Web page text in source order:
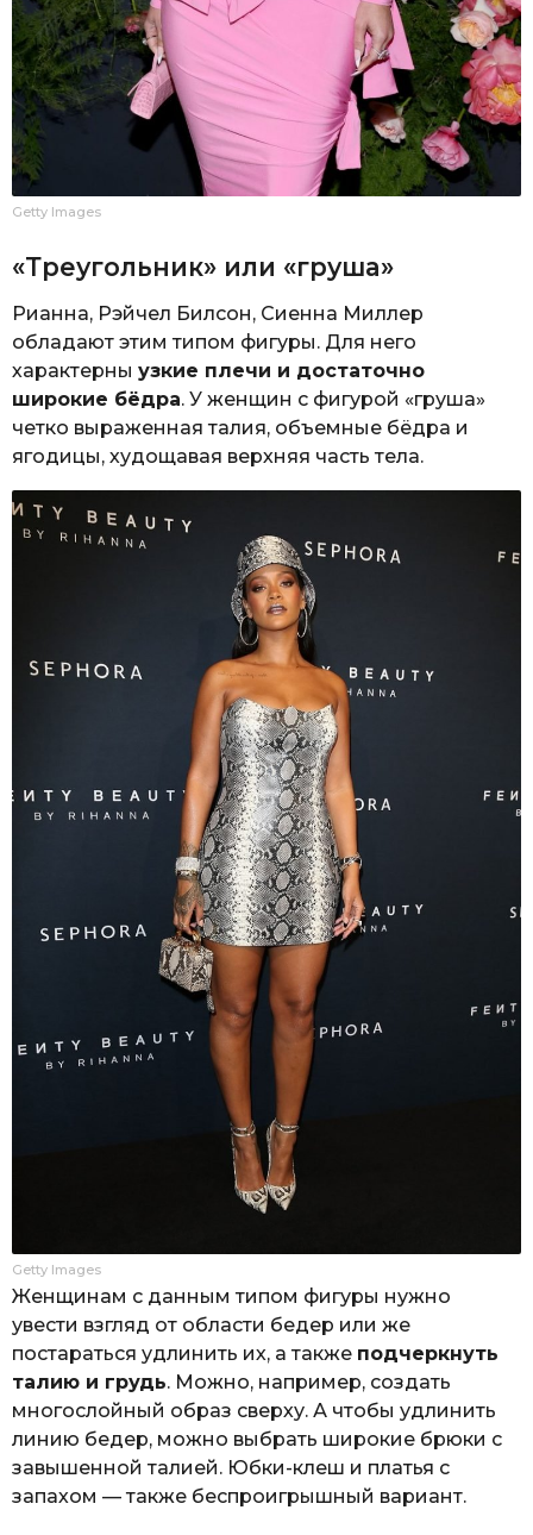
Getty Images
«Треугольник» или «груша»
Рианна, Рэйчел Билсон, Сиенна Миллер
обладают этим типом фигуры. Для него
характерны узкие плечи и достаточно
широкие бёдра. У женщин с фигурой «груша»
четко выраженная талия, объемные бёдра и
ягодицы, худощавая верхняя часть тела.
Getty Images
Женщинам с данным типом фигуры нужно
увести взгляд от области бедер или же
постараться удлинить их, а также подчеркнуть
талию и грудь. Можно, например, создать
многослойный образ сверху. А чтобы удлинить
линию бедер, можно выбрать широкие брюки с
завышенной талией. Юбки-клеш и платья с
запахом — также беспроигрышный вариант.